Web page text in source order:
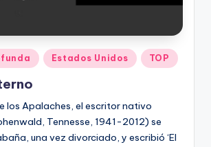
Estados Unidos TOP
los Apalaches, el escritor nativo
Tennesse, 1941-2012) se
una vez divorciado, y escribió ‘El